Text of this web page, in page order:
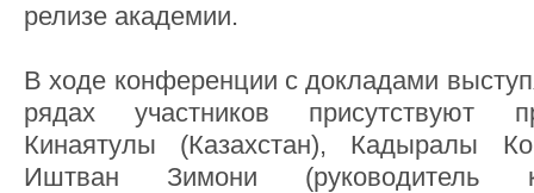
релизе академии.
В ходе конференции с докладами
рядах участников присутствуют
Кинаятулы (Казахстан), Кадыралы
Иштван Зимони (руководитель